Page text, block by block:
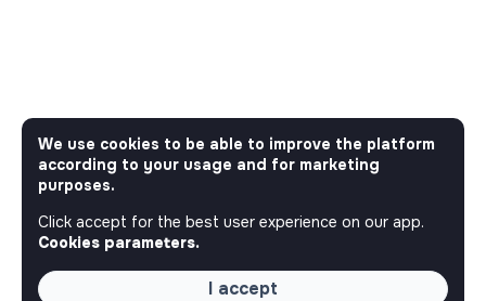
We use cookies to be able to improve the platform
according to your usage and for marketing
purposes.
Click accept for the best user experience on our app.
Cookies parameters.
I accept